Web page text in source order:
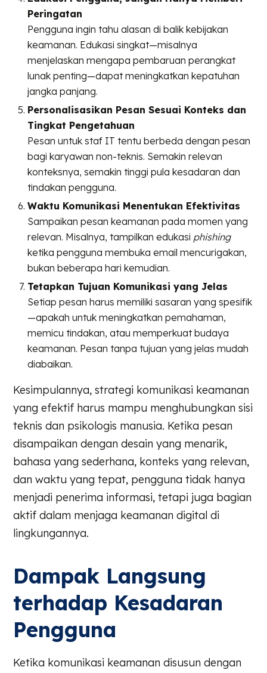
Peringatan
Pengguna ingin tahu alasan di balik kebijakan
keamanan. Edukasi singkat—misalnya
menjelaskan mengapa pembaruan perangkat
lunak penting—dapat meningkatkan kepatuhan
jangka panjang.
Personalisasikan Pesan Sesuai Konteks dan
Tingkat Pengetahuan
Pesan untuk staf IT tentu berbeda dengan pesan
bagi karyawan non-teknis. Semakin relevan
konteksnya, semakin tinggi pula kesadaran dan
tindakan pengguna.
Waktu Komunikasi Menentukan Efektivitas
Sampaikan pesan keamanan pada momen yang
relevan. Misalnya, tampilkan edukasi phishing
ketika pengguna membuka email mencurigakan,
bukan beberapa hari kemudian.
Tetapkan Tujuan Komunikasi yang Jelas
Setiap pesan harus memiliki sasaran yang spesifik
—apakah untuk meningkatkan pemahaman,
memicu tindakan, atau memperkuat budaya
keamanan. Pesan tanpa tujuan yang jelas mudah
diabaikan.
Kesimpulannya, strategi komunikasi keamanan
yang efektif harus mampu menghubungkan sisi
teknis dan psikologis manusia. Ketika pesan
disampaikan dengan desain yang menarik,
bahasa yang sederhana, konteks yang relevan,
dan waktu yang tepat, pengguna tidak hanya
menjadi penerima informasi, tetapi juga bagian
aktif dalam menjaga keamanan digital di
lingkungannya.
Dampak Langsung
terhadap Kesadaran
Pengguna
Ketika komunikasi keamanan disusun dengan